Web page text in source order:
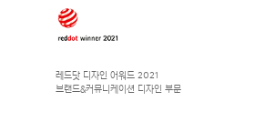
레드닷 디자인 어워드 2021
브랜드&커뮤니케이션 디자인 부문